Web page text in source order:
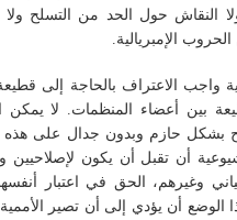
النقاش حول الحد من التسلح ولا
الإمبريالية.
واجب الاعتراف بالحاجة إلى قطيعة
بين أعضاء المنظمات. لا يمكن
بشكل حازم وبدون جدال على هذه
أن تقبل أن يكون لإصلاحيين
وغيرهم، الحق في اعتبار
الوضع أن يؤدي إلى أن تصير الأممية